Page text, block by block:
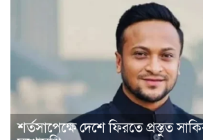
শর্তসাপেক্ষে দেশে ফিরতে প্রস্তুত